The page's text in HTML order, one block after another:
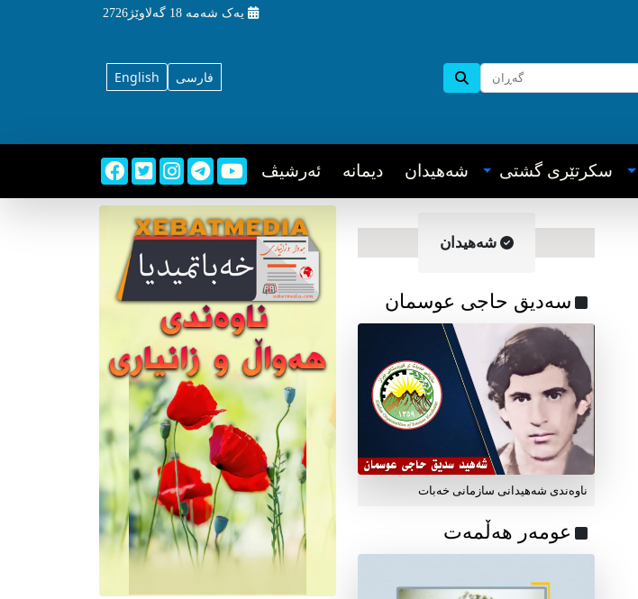
یه‌ک شه‌مه‌ 18 گه‌لاوێژ2726
English فارسی
سکرتێری گشتی شه‌هیدان دیمانه ئه‌رشیڤ
شه‌هیدان
سه‌دیق حاجی عوسمان
ناوه‌ندی شه‌هیدانی سازمانی خه‌بات
عومه‌ر هه‌ڵمه‌ت